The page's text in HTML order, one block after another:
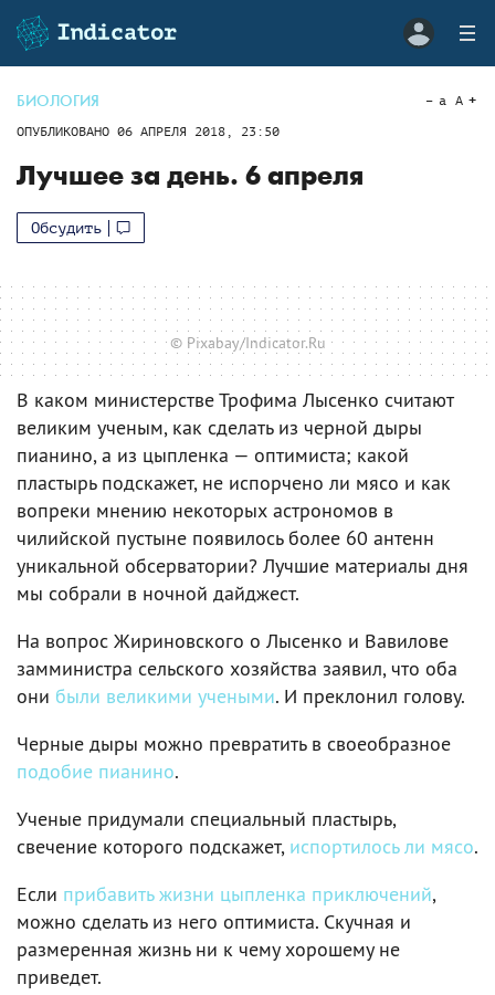
БИОЛОГИЯ
ОПУБЛИКОВАНО 06 АПРЕЛЯ 2018, 23:50
a A
Лучшее за день. 6 апреля
Обсудить
© Pixabay/Indicator.Ru
В каком министерстве Трофима Лысенко считают
великим ученым, как сделать из черной дыры
пианино, а из цыпленка — оптимиста; какой
пластырь подскажет, не испорчено ли мясо и как
вопреки мнению некоторых астрономов в
чилийской пустыне появилось более 60 антенн
уникальной обсерватории? Лучшие материалы дня
мы собрали в ночной дайджест.
На вопрос Жириновского о Лысенко и Вавилове
замминистра сельского хозяйства заявил, что оба
они были великими учеными. И преклонил голову.
Черные дыры можно превратить в своеобразное
подобие пианино.
Ученые придумали специальный пластырь,
свечение которого подскажет, испортилось ли мясо.
Если прибавить жизни цыпленка приключений,
можно сделать из него оптимиста. Скучная и
размеренная жизнь ни к чему хорошему не
приведет.